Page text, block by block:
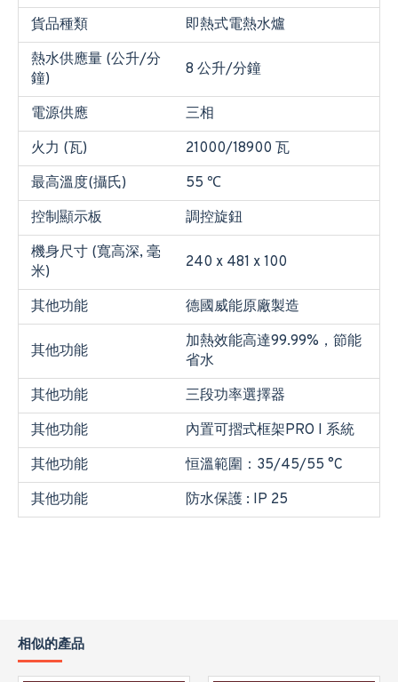
貨品種類
即熱式電熱水爐
熱水供應量 (公升/分
鐘)
8 公升/分鐘
電源供應
三相
火力 (瓦)
21000/18900 瓦
最高溫度(攝氏)
55 ℃
控制顯示板
調控旋鈕
機身尺寸 (寬高深, 毫
米)
240 x 481 x 100
其他功能 德國威能原廠製造
其他功能
加熱效能高達99.99%，節能
省水
其他功能
三段功率選擇器
其他功能
內置可摺式框架PRO I 系統
其他功能
恒溫範圍：35/45/55 °C
其他功能
防水保護 : IP 25
相似的產品